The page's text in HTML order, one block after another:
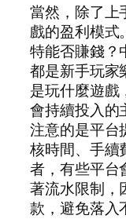
當然，除了上
戲的盈利模式
特能否賺錢？
都是新手玩家
是玩什麼遊戲
會持續投入的
注意的是平台
核時間、手續
者，有些平台
著流水限制，
款，避免落入